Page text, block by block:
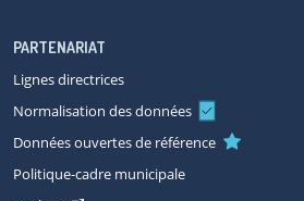
PARTENARIAT
Lignes directrices
Normalisation des données
Données ouvertes de référence
Politique-cadre municipale